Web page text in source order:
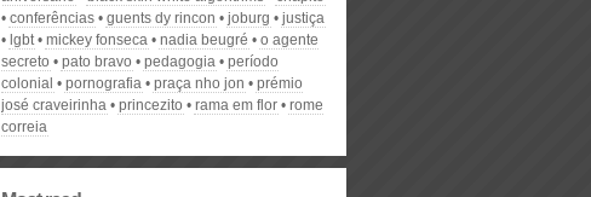
conferências
guents dy rincon joburg
justiça
lgbt
mickey fonseca nadia beugré
o agente
secreto
pato bravo pedagogia
período
colonial
pornografia praça nho jon
prémio
josé craveirinha
princezito rama em flor
rome
correia